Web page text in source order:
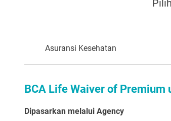
Asuransi Kesehatan
BCA Life Waiver of Premium
Dipasarkan melalui Agency